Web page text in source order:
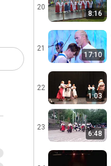
20
8:16
21
17:10
22
1:03
23
6:48